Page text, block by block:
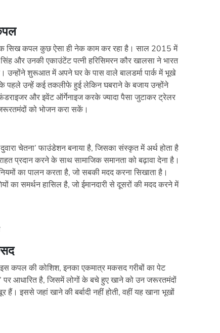
सिख कपल कुछ ऐसा ही नेक काम कर रहा है। साल 2015 में
और उनकी एकाउंटेंट पत्नी हरिसिमरन कौर खालसा ने भारत
उन्होंने शुरूआत में अपने घर के पास वाले बालडर्मा पार्क में भूखे
पहले उन्हें कई तकलीफे हुई लेकिन घबराने के बजाय उन्होंने
और इवेंट ऑर्गेनाइज करके ज्यादा पैसा जुटाकर ट्रेलर
को भोजन करा सकें।
चेतना’ फाउंडेशन बनाया है, जिसका संस्कृत में अर्थ होता है
प्रदान करने के साथ सामाजिक समानता को बढ़ावा देना है।
का पालन करता है, जो सबकी मदद करना सिखाता है।
का समर्थन हासिल है, जो ईमानदारी से दूसरों की मदद करने में
इस कपल की कोशिश, इनका एकमात्र मकसद गरीबों का पेट
पर आधारित है, जिसमें लोगों के बचे हुए खाने को उन जरूरतमंदों
इससे जहां खाने की बर्बादी नहीं होती, वहीं यह खाना भूखों